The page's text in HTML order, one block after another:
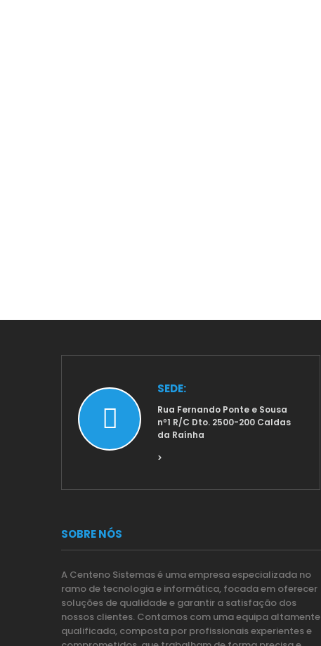
SEDE:
Rua Fernando Ponte e Sousa
nº1 R/C Dto. 2500-200 Caldas
da Raínha
>
SOBRE NÓS
A Centeno Sistemas é uma empresa especializada no
ramo de tecnologia e informática, focada em oferecer
soluções de qualidade e garantir a satisfação dos
nossos clientes. Contamos com uma equipa altamente
qualificada, composta por profissionais experientes e